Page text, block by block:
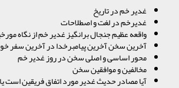
غدیر خم در تاریخ
غدیرخم در لغت و اصطلاحات
واقعه عظیم جنجال برانگیز غدیر خم از نگاه
آخرین سخن آخرین پیامبرخدا در آخرین سفر
محور اساسی و اصلی سخن در روز غدیر خم
مخالفین و موافقین سخن
آیا مصادر حدیث غدیر مورد اتفاق فریقین است